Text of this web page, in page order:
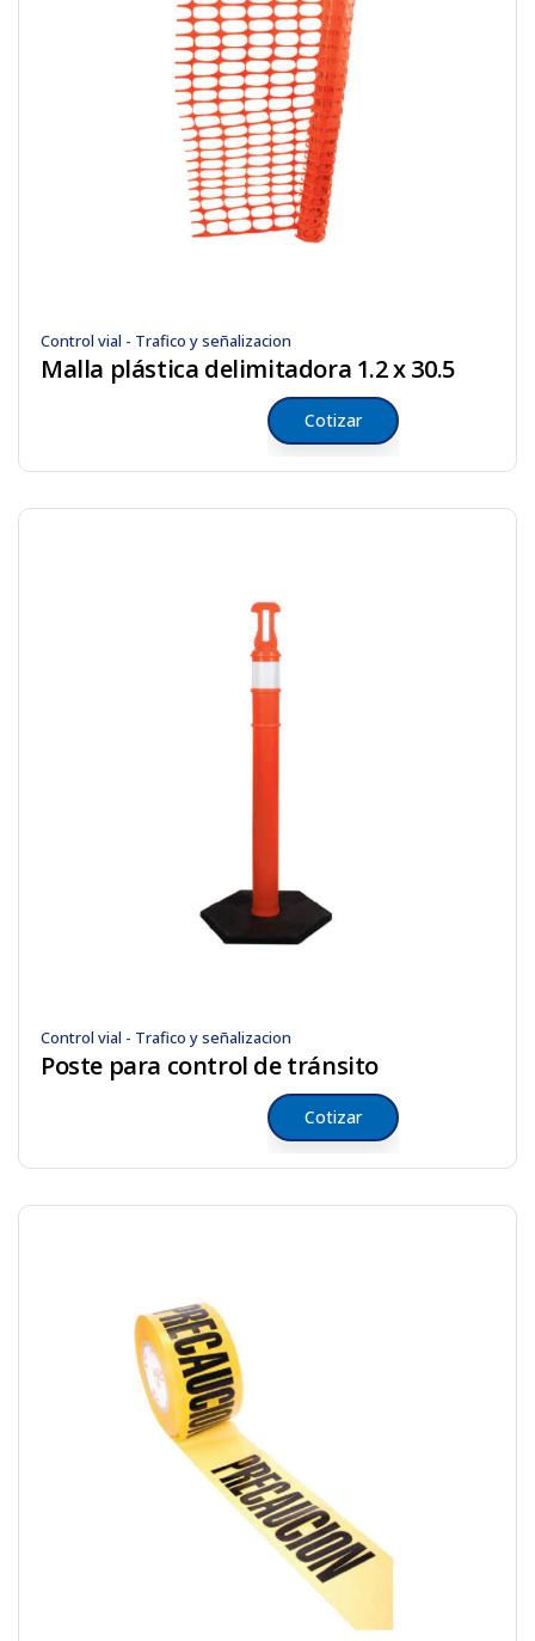
Control vial - Trafico y señalizacion
Malla plástica delimitadora 1.2 x 30.5
Cotizar
Control vial - Trafico y señalizacion
Poste para control de tránsito
Cotizar